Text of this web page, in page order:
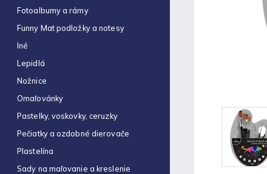
Fotoalbumy a rámy
Funny Mat podložky a notesy
Iné
Lepidlá
Nožnice
Omaľovánky
Pastelky, voskovky, ceruzky
Pečiatky a ozdobné dierovače
Plastelína
Sady na maľovanie a kreslenie
1ks
€0,12
0,7mm modrá
€0,06
Zošit 523
€0,31
Zošit 440
€0,87